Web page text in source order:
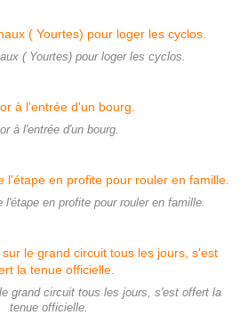
( Yourtes) pour loger les cyclos.
à l'entrée d'un bourg.
l'étape en profite pour rouler en famille.
grand circuit tous les jours, s'est offert la
tenue officielle.